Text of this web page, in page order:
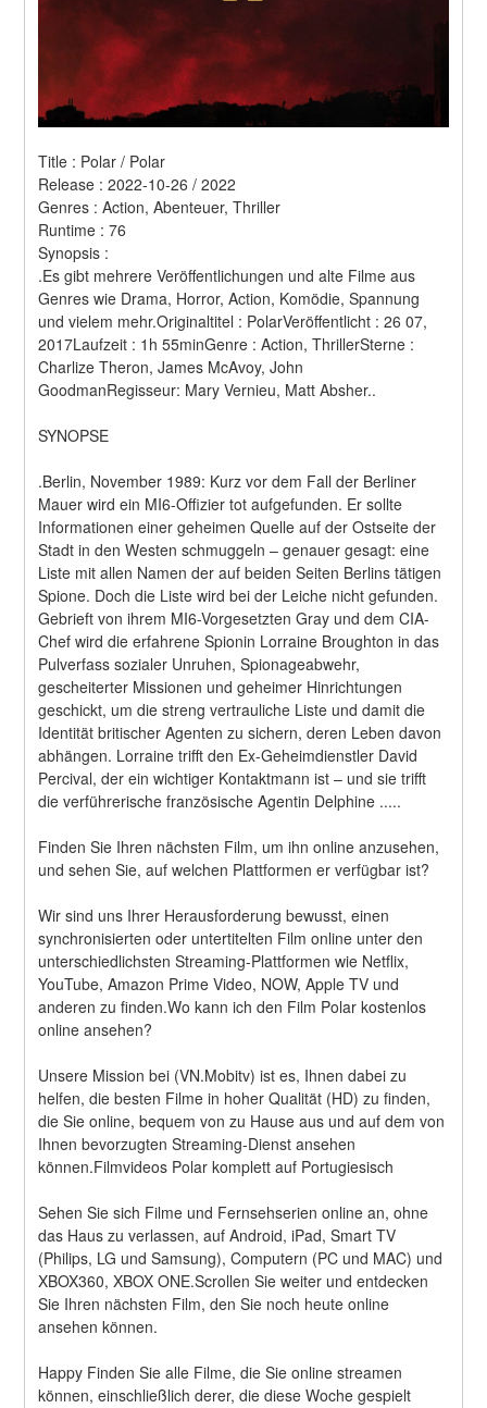
Title : Polar / Polar
Release : 2022-10-26 / 2022
Genres : Action, Abenteuer, Thriller
Runtime : 76
Synopsis :
.Es gibt mehrere Veröffentlichungen und alte Filme aus
Genres wie Drama, Horror, Action, Komödie, Spannung
und vielem mehr.Originaltitel : PolarVeröffentlicht : 26 07,
2017Laufzeit : 1h 55minGenre : Action, ThrillerSterne :
Charlize Theron, James McAvoy, John
GoodmanRegisseur: Mary Vernieu, Matt Absher..
SYNOPSE
.Berlin, November 1989: Kurz vor dem Fall der Berliner
Mauer wird ein MI6-Offizier tot aufgefunden. Er sollte
Informationen einer geheimen Quelle auf der Ostseite der
Stadt in den Westen schmuggeln – genauer gesagt: eine
Liste mit allen Namen der auf beiden Seiten Berlins tätigen
Spione. Doch die Liste wird bei der Leiche nicht gefunden.
Gebrieft von ihrem MI6-Vorgesetzten Gray und dem CIA-
Chef wird die erfahrene Spionin Lorraine Broughton in das
Pulverfass sozialer Unruhen, Spionageabwehr,
gescheiterter Missionen und geheimer Hinrichtungen
geschickt, um die streng vertrauliche Liste und damit die
Identität britischer Agenten zu sichern, deren Leben davon
abhängen. Lorraine trifft den Ex-Geheimdienstler David
Percival, der ein wichtiger Kontaktmann ist – und sie trifft
die verführerische französische Agentin Delphine .....
Finden Sie Ihren nächsten Film, um ihn online anzusehen,
und sehen Sie, auf welchen Plattformen er verfügbar ist?
Wir sind uns Ihrer Herausforderung bewusst, einen
synchronisierten oder untertitelten Film online unter den
unterschiedlichsten Streaming-Plattformen wie Netflix,
YouTube, Amazon Prime Video, NOW, Apple TV und
anderen zu finden.Wo kann ich den Film Polar kostenlos
online ansehen?
Unsere Mission bei (VN.Mobitv) ist es, Ihnen dabei zu
helfen, die besten Filme in hoher Qualität (HD) zu finden,
die Sie online, bequem von zu Hause aus und auf dem von
Ihnen bevorzugten Streaming-Dienst ansehen
können.Filmvideos Polar komplett auf Portugiesisch
Sehen Sie sich Filme und Fernsehserien online an, ohne
das Haus zu verlassen, auf Android, iPad, Smart TV
(Philips, LG und Samsung), Computern (PC und MAC) und
XBOX360, XBOX ONE.Scrollen Sie weiter und entdecken
Sie Ihren nächsten Film, den Sie noch heute online
ansehen können.
Happy Finden Sie alle Filme, die Sie online streamen
können, einschließlich derer, die diese Woche gespielt